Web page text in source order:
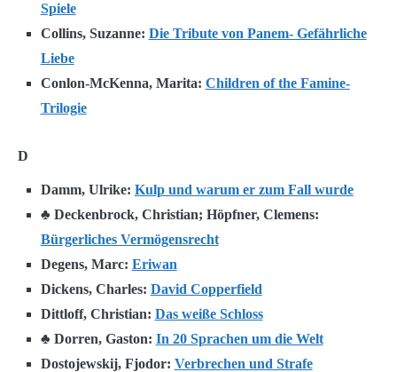
Spiele
Collins, Suzanne: Die Tribute von Panem- Gefährliche
Liebe
Conlon-McKenna, Marita: Children of the Famine-
Trilogie
D
Damm, Ulrike: Kulp und warum er zum Fall wurde
♣ Deckenbrock, Christian; Höpfner, Clemens:
Bürgerliches Vermögensrecht
Degens, Marc: Eriwan
Dickens, Charles: David Copperfield
Dittloff, Christian: Das weiße Schloss
♣ Dorren, Gaston: In 20 Sprachen um die Welt
Dostojewskij, Fjodor: Verbrechen und Strafe